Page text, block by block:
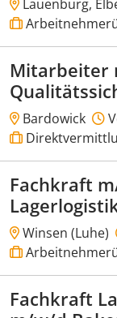
Lauenburg,
Mitarbeiter
Bardowick
Fachkraft
Winsen (Luhe)
Fachkraft